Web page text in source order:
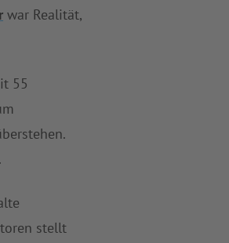
war Realität,
55
stellt